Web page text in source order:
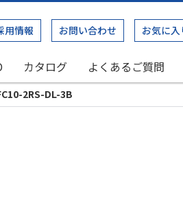
用情報 お問い合わせ お気に入
カタログ よくあるご質問
2RS-DL-3B